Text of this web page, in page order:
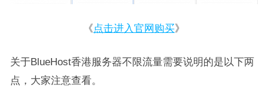
《点击进入官网购买》
关于BlueHost香港服务器不限流量需要说明的是以下两
点，大家注意查看。